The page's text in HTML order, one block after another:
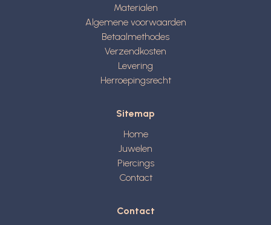
Materialen
Algemene voorwaarden
Betaalmethodes
Verzendkosten
Levering
Herroepingsrecht
Sitemap
Home
Juwelen
Piercings
Contact
Contact